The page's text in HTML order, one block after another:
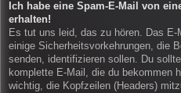
Ich habe eine Spam-E-Mail von
erhalten!
Es tut uns leid, das zu hören. Das
einige Sicherheitsvorkehrungen, die
senden, identifizieren sollen. Du
komplette E-Mail, die du bekommen
wichtig, die Kopfzeilen (Headers)